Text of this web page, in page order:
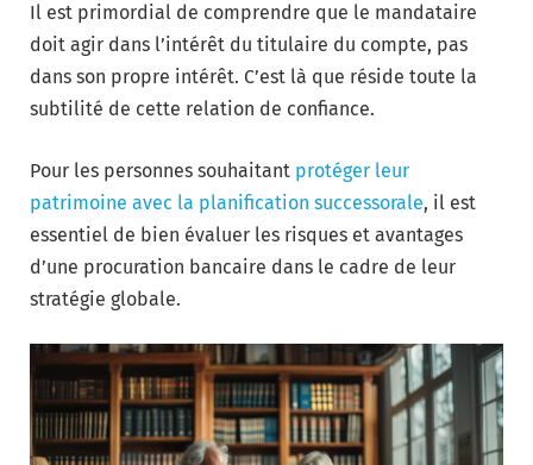
Il est primordial de comprendre que le mandataire
doit agir dans l’intérêt du titulaire du compte, pas
dans son propre intérêt. C’est là que réside toute la
subtilité de cette relation de confiance.
Pour les personnes souhaitant protéger leur
patrimoine avec la planification successorale, il est
essentiel de bien évaluer les risques et avantages
d’une procuration bancaire dans le cadre de leur
stratégie globale.